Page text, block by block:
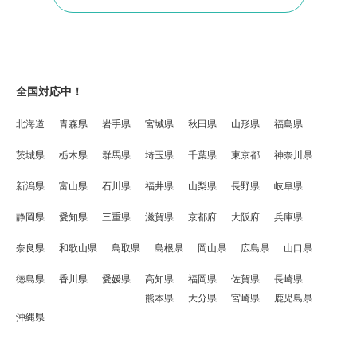
全国対応中！
北海道 青森県 岩手県 宮城県 秋田県 山形県 福島県
茨城県 栃木県 群馬県 埼玉県 千葉県 東京都 神奈川県
新潟県 富山県 石川県 福井県 山梨県 長野県 岐阜県
静岡県 愛知県 三重県 滋賀県 京都府 大阪府 兵庫県
奈良県 和歌山県 鳥取県 島根県 岡山県 広島県 山口県
徳島県 香川県 愛媛県 高知県 福岡県 佐賀県
長崎県
熊本県
大分県 宮崎県
鹿児島県
沖縄県